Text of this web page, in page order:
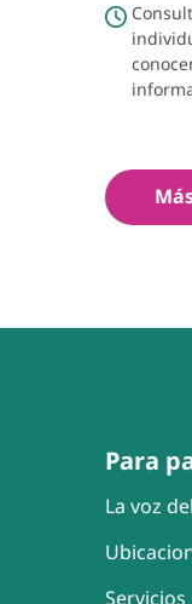
Para
La voz
Servicios